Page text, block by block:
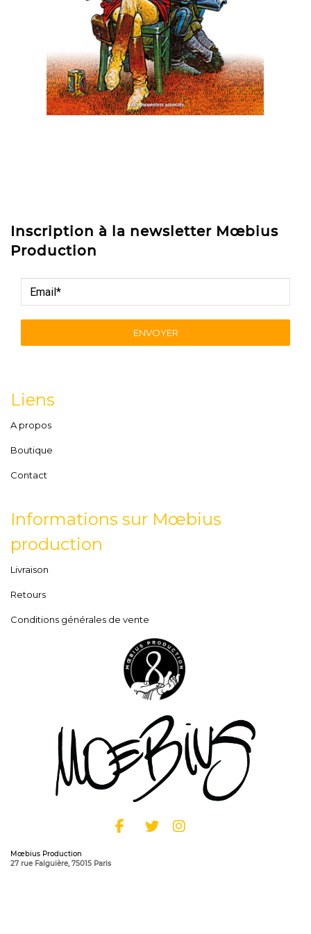
Inscription à la newsletter Mœbius
Production
ENVOYER
Liens
A propos
Boutique
Contact
Informations sur Mœbius
production
Livraison
Retours
Conditions générales de vente
Mœbius Production
27 rue Falguière, 75015 Paris